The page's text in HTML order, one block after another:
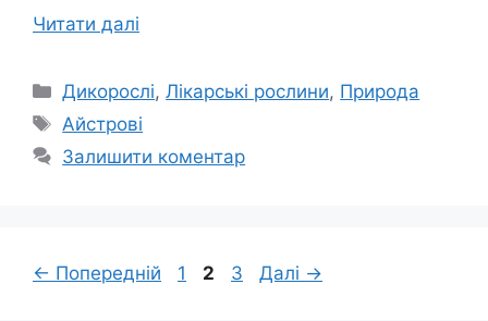
Читати далі
Категорії
Дикорослі,Лікарські рослини, Природа
Позначки
Айстрові
Залишити коментар
← Попередній Сторінка
1 Сторінка
2 Сторінка
3 Далі →